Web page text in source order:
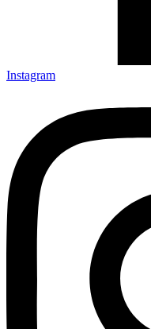
Instagram